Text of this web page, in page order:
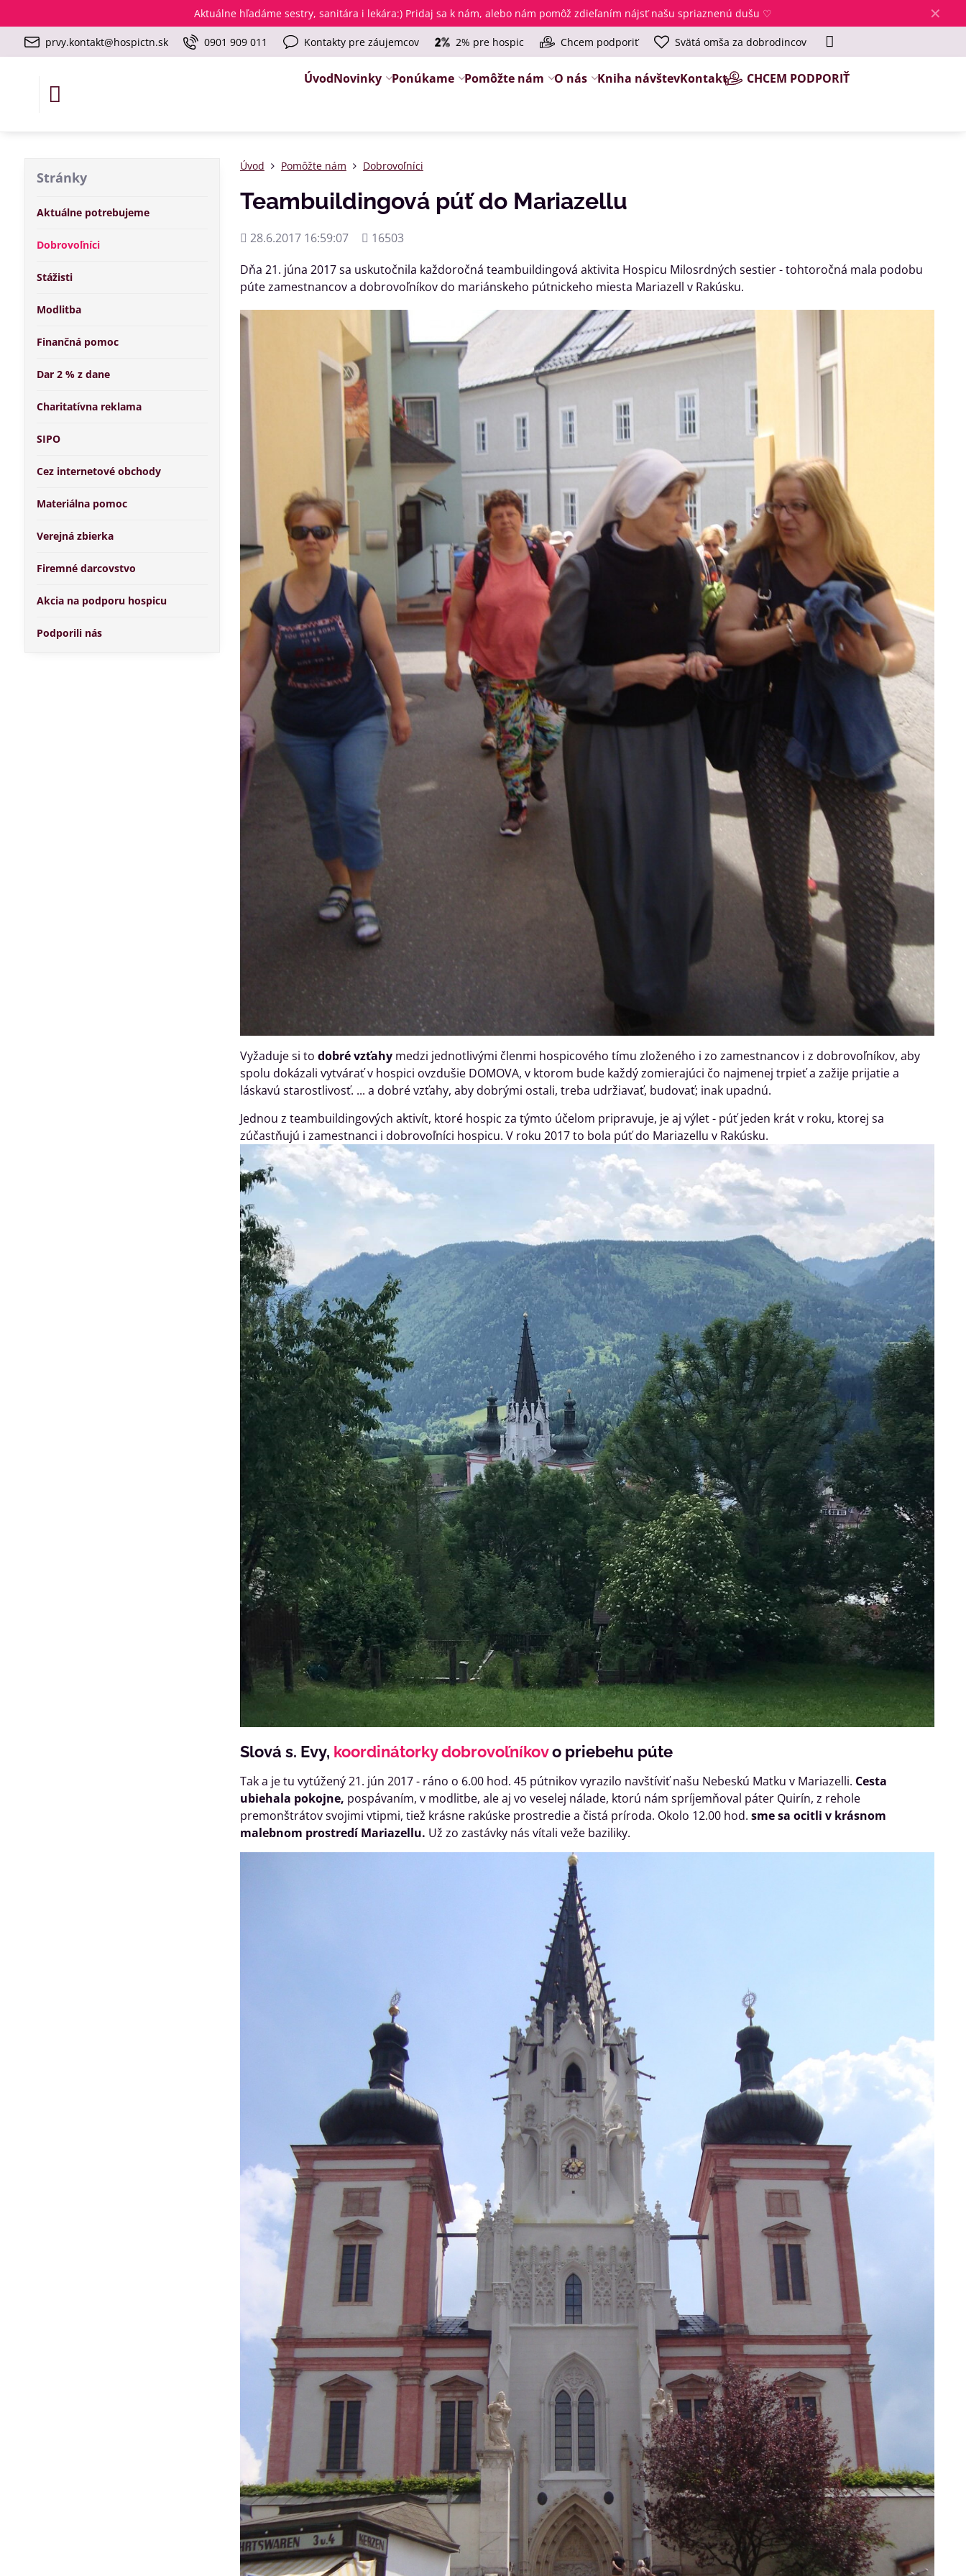
✕
Aktuálne hľadáme sestry, sanitára i lekára:) Pridaj sa k nám, alebo nám pomôž zdieľaním nájsť našu spriaznenú dušu ♡
prvy.kontakt@hospictn.sk 0901 909 011 Kontakty pre záujemcov 2% pre hospic Chcem podporiť Svätá omša za dobrodincov
ÚvodNovinky Ponúkame Pomôžte nám O nás Kniha návštevKontakt CHCEM PODPORIŤ
Úvod Pomôžte nám Dobrovoľníci
Teambuildingová púť do Mariazellu
Pridané
28.6.2017 16:59:07
Počet
16503
Dňa 21. júna 2017 sa uskutočnila každoročná teambuildingová aktivita Hospicu Milosrdných sestier - tohtoročná mala podobu
púte zamestnancov a dobrovoľníkov do mariánskeho pútnickeho miesta Mariazell v Rakúsku.
Vyžaduje si to dobré vzťahymedzi jednotlivými členmi hospicového tímu zloženého i zo zamestnancov i z dobrovoľníkov, aby
spolu dokázali vytvárať v hospici ovzdušie DOMOVA, v ktorom bude každý zomierajúci čo najmenej trpieť a zažije prijatie a
láskavú starostlivosť. ... a dobré vzťahy, aby dobrými ostali, treba udržiavať, budovať; inak upadnú.
Jednou z teambuildingových aktivít, ktoré hospic za týmto účelom pripravuje, je aj výlet - púť jeden krát v roku, ktorej sa
zúčastňujú i zamestnanci i dobrovoľníci hospicu. V roku 2017 to bola púť do Mariazellu v Rakúsku.
Slová s. Evy, koordinátorky dobrovoľníkovo priebehu púte
Tak a je tu vytúžený 21. jún 2017 - ráno o 6.00 hod. 45 pútnikov vyrazilo navštíviť našu Nebeskú Matku v Mariazelli. Cesta
ubiehala pokojne, pospávaním, v modlitbe, ale aj vo veselej nálade, ktorú nám spríjemňoval páter Quirín, z rehole
premonštrátov svojimi vtipmi, tiež krásne rakúske prostredie a čistá príroda. Okolo 12.00 hod. sme sa ocitli v krásnom
malebnom prostredí Mariazellu. Už zo zastávky nás vítali veže baziliky.
Stránky
Aktuálne potrebujeme
Dobrovoľníci
Stážisti
Modlitba
Finančná pomoc
Dar 2 % z dane
Charitatívna reklama
SIPO
Cez internetové obchody
Materiálna pomoc
Verejná zbierka
Firemné darcovstvo
Akcia na podporu hospicu
Podporili nás